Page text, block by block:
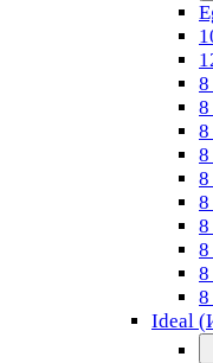
8
8
8
8
8
8
8
8
8
8
Ideal